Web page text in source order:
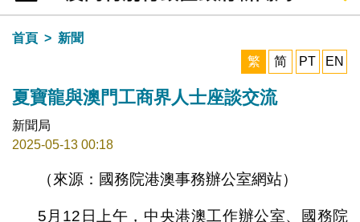
目錄
首頁
新聞
繁
简 PT EN
夏寶龍與澳門工商界人士座談交流
新聞局
2025-05-13 00:18
（來源：國務院港澳事務辦公室網站）
5月12日上午，中央港澳工作辦公室、國務院